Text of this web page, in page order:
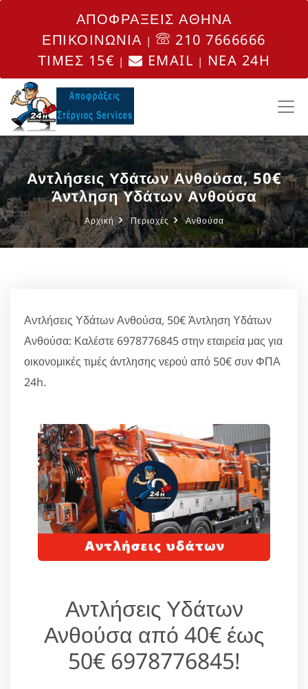
ΑΠΟΦΡΑΞΕΙΣ ΑΘΗΝΑ
ΕΠΙΚΟΙΝΩΝΙΑ |
210 7666666
ΤΙΜΕΣ 15€ | EMAIL | NEA 24H
Αντλήσεις Υδάτων Ανθούσα, 50€
Άντληση Υδάτων Ανθούσα
Αρχική Περιοχές Ανθούσα
Αντλήσεις Υδάτων Ανθούσα, 50€ Άντληση Υδάτων
Ανθούσα: Καλέστε 6978776845 στην εταιρεία μας για
οικονομικές τιμές άντλησης νερού από 50€ συν ΦΠΑ
24h.
Αντλήσεις Υδάτων
Ανθούσα από 40€ έως
50€ 6978776845!